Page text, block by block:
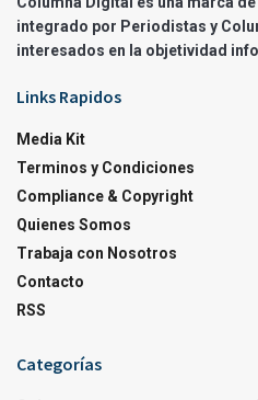
integrado por Periodistas y
interesados en la objetividad
Links Rapidos
Media Kit
Terminos y Condiciones
Compliance & Copyright
Quienes Somos
Trabaja con Nosotros
Contacto
RSS
Categorías